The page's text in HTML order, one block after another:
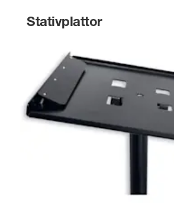
Stativplattor